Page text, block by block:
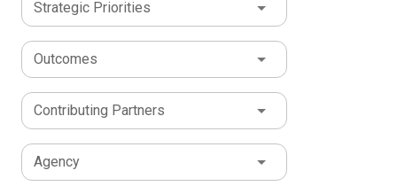
Strategic Priorities
Outcomes
Contributing Partners
Agency